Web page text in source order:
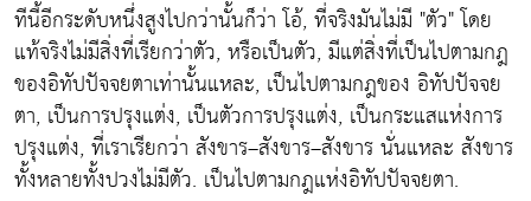
ทีนี้อีกระดับหนึ่งสูงไปกว่านั้นก็ว่า โอ้, ที่จริงมันไม่มี "ตัว" โดย
แท้จริงไม่มีสิ่งที่เรียกว่าตัว, หรือเป็นตัว, มีแต่สิ่งที่เป็นไปตามกฎ
ของอิทัปปัจจยตาเท่านั้นแหละ, เป็นไปตามกฎของ อิทัปปัจจย
ตา, เป็นการปรุงแต่ง, เป็นตัวการปรุงแต่ง, เป็นกระแสแห่งการ
ปรุงแต่ง, ที่เราเรียกว่า สังขาร–สังขาร–สังขาร นั่นแหละ สังขาร
ทั้งหลายทั้งปวงไม่มีตัว. เป็นไปตามกฎแห่งอิทัปปัจจยตา.